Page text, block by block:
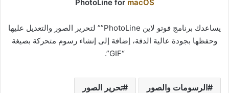
PhotoLine for macOS
يساعدك برنامج فوتو لاين PhotoLine”” لتحرير الصور والتعديل عليها
وحفظها بجودة عالية الدقة، إضافة إلى إنشاء رسوم متحركة بصيغة
“GIF”.
الرسومات والصور تحرير الصور